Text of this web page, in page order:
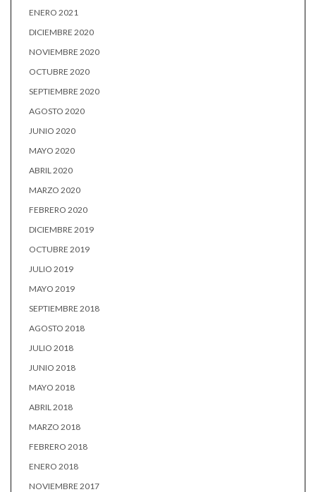
ENERO 2021
DICIEMBRE 2020
NOVIEMBRE 2020
OCTUBRE 2020
SEPTIEMBRE 2020
AGOSTO 2020
JUNIO 2020
MAYO 2020
ABRIL 2020
MARZO 2020
FEBRERO 2020
DICIEMBRE 2019
OCTUBRE 2019
JULIO 2019
MAYO 2019
SEPTIEMBRE 2018
AGOSTO 2018
JULIO 2018
JUNIO 2018
MAYO 2018
ABRIL 2018
MARZO 2018
FEBRERO 2018
ENERO 2018
NOVIEMBRE 2017